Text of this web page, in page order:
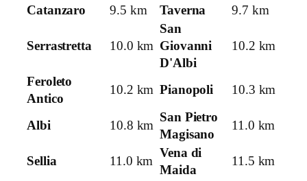
Catanzaro
9.5 km Taverna 9.7 km
Serrastretta 10.0 km
San
Giovanni
D'Albi
10.2 km
Feroleto
Antico
10.2 km Pianopoli 10.3 km
Albi 10.8 km
San Pietro
Magisano
11.0 km
Sellia 11.0 km
Vena di
Maida
11.5 km